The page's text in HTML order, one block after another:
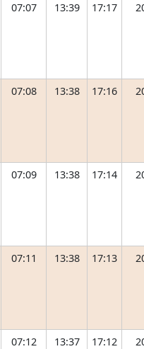
07:07 13:39 17:17
07:08 13:38 17:16
07:09 13:38 17:14
07:11 13:38 17:13
07:12 13:37 17:12